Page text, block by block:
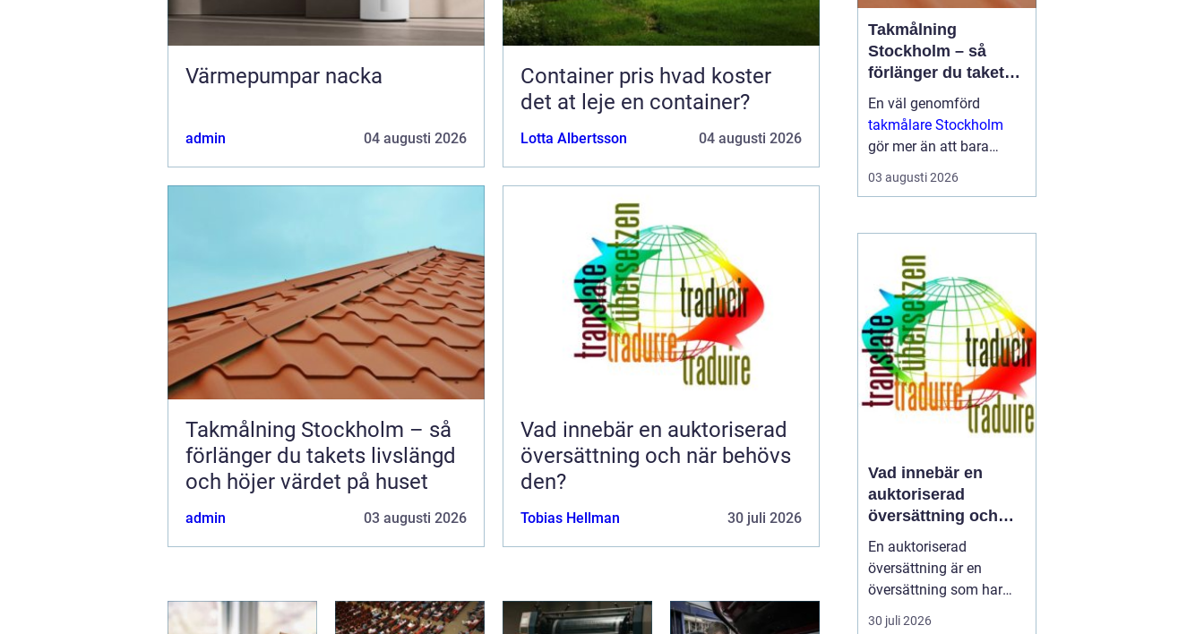
Värmepumpar nacka
admin 04 augusti 2026
Container pris hvad koster
det at leje en container?
Lotta Albertsson 04 augusti 2026
Takmålning Stockholm – så
förlänger du takets livslängd
och höjer värdet på huset
admin 03 augusti 2026
Vad innebär en auktoriserad
översättning och när behövs
den?
Tobias Hellman 30 juli 2026
Takmålning
Stockholm – så
förlänger du takets
livslängd och höjer
värdet på huset
En väl genomförd
takmålare Stockholm
gör mer än att bara
fräscha upp husets
utseende. Den skyddar
str...
03 augusti 2026
Vad innebär en
auktoriserad
översättning och
när behövs den?
En auktoriserad
översättning är en
översättning som har
juridisk giltighet. Den
30 juli 2026